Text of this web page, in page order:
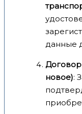
данные
новое):